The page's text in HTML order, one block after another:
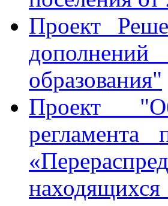
Проект
образования"
Проект
регламента